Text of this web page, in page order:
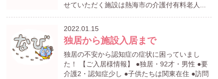
せていただく施設は熱海市の介護付有料老人...
2022.01.15
独居から施設入居まで
独居の不安から認知症の症状に困っていまし
た！ 【ご入居様情報】 ●独居・92才・男性 ●要
介護2・認知症少し ●子供たちは関東在住 ●訪問